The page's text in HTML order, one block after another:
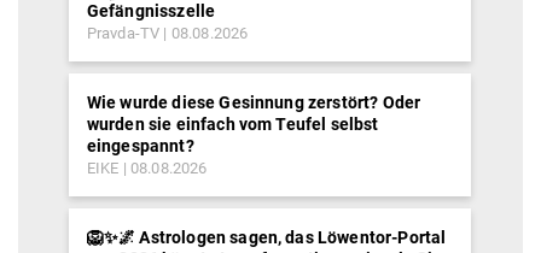
Gefängnisszelle
Pravda-TV 08.08.2026
Wie wurde diese Gesinnung zerstört? Oder
wurden sie einfach vom Teufel selbst
eingespannt?
EIKE 08.08.2026
🦁✨🌌 Astrologen sagen, das Löwentor-Portal